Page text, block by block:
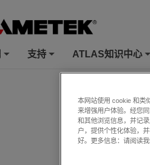
支持 ATLAS知识中心
联系我们
本网站使用 cookie 和类
来增强用户体验。经您
和其他浏览信息，并记
户，提供个性化体验，
好。更多信息：请阅读